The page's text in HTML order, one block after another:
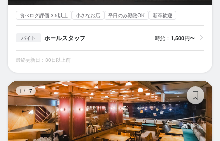
食べログ評価 3.5以上 小さなお店 平日のみ勤務OK 新卒歓迎
バイト ホールスタッフ 時給： 1,500円〜
最終更新日：30日以上前
1 / 17